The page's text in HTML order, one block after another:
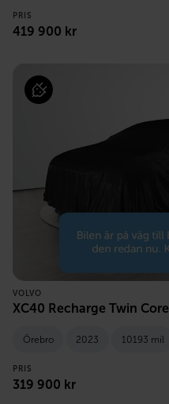
PRIS
419 900 kr
VOLVO
XC40 Recharge Twin Core
Örebro 2023 10193 mil
PRIS
319 900 kr